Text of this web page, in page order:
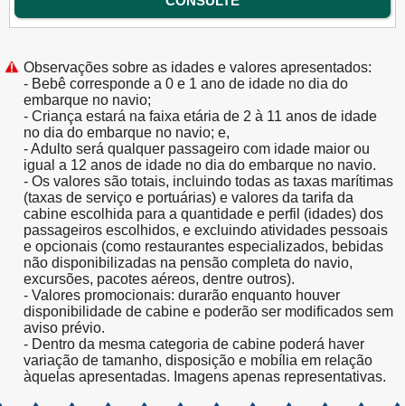
Observações sobre as idades e valores apresentados:
- Bebê corresponde a 0 e 1 ano de idade no dia do
embarque no navio;
- Criança estará na faixa etária de 2 à 11 anos de idade
no dia do embarque no navio; e,
- Adulto será qualquer passageiro com idade maior ou
igual a 12 anos de idade no dia do embarque no navio.
- Os valores são totais, incluindo todas as taxas marítimas
(taxas de serviço e portuárias) e valores da tarifa da
cabine escolhida para a quantidade e perfil (idades) dos
passageiros escolhidos, e excluindo atividades pessoais
e opcionais (como restaurantes especializados, bebidas
não disponibilizadas na pensão completa do navio,
excursões, pacotes aéreos, dentre outros).
- Valores promocionais: durarão enquanto houver
disponibilidade de cabine e poderão ser modificados sem
aviso prévio.
- Dentro da mesma categoria de cabine poderá haver
variação de tamanho, disposição e mobília em relação
àquelas apresentadas. Imagens apenas representativas.